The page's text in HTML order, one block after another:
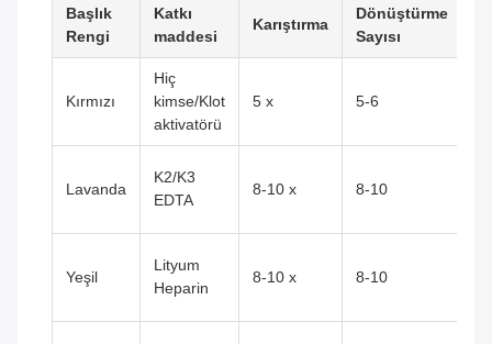
Başlık
Rengi
Katkı
maddesi
Karıştırma
Dönüştürme
Sayısı
Kırmızı
Hiç
kimse/Klot
aktivatörü
5 x 5-6
Lavanda
K2/K3
EDTA
8-10 x 8-10
Yeşil
Lityum
Heparin
8-10 x 8-10